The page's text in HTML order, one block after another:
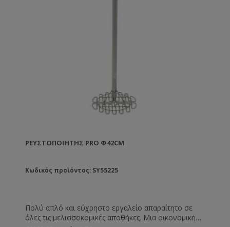
ΡΕΥΣΤΟΠΟΙΗΤΉΣ PRO Φ42CM
Κωδικός προϊόντος: SY55225
Πολύ απλό και εύχρηστο εργαλείο απαραίτητο σε
όλες τις μελισσοκομικές αποθήκες. Μια οικονομική